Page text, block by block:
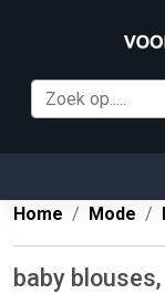
Home
Mode
baby